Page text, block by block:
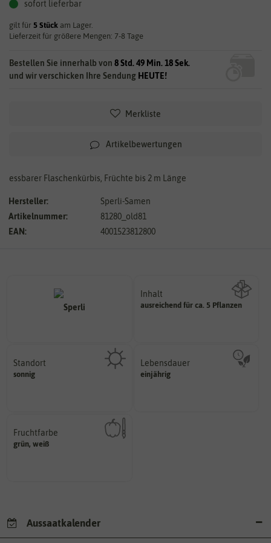
sofort lieferbar
gilt für 5 Stück am Lager.
Lieferzeit für größere Mengen: 7-8 Tage
Bestellen Sie innerhalb von 8 Std. 49 Min. 18 Sek.
und wir verschicken Ihre Sendung HEUTE!
Merkliste
Artikelbewertungen
essbarer Flaschenkürbis, Früchte bis 2 m Länge
Hersteller:
Sperli-Samen
Artikelnummer:
81280_old81
EAN:
4001523812800
Inhalt
ausreichend für ca. 5 Pflanzen
Wie viel ist enthalten
Standort
sonnig
Pflanze? (schattig, halbschattig,
sonnig, vollsonnig)
Lebensdauer
einjährig
einjährig, zweijährig oder
mehrjährig.
Fruchtfarbe
grün, weiß
sie nach dem Reifungsprozess
hat.
Aussaatkalender